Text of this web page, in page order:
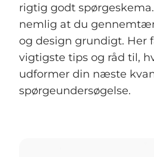
rigtig godt
nemlig at du
og design grundigt. Her
vigtigste tips og råd til,
udformer din næste
spørgeundersøgelse.